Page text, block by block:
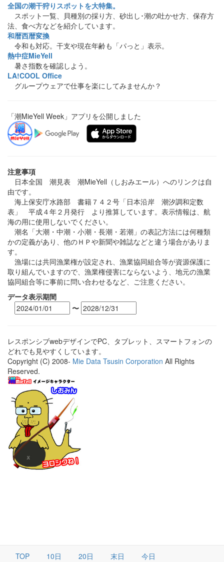
全国の潮干狩りスポットを大特集。
スポット一覧、貝種別の採り方、砂出し･潮の吐かせ方、保存方
法、食べ方などを紹介しています。
和暦西暦変換
令和も対応。干支や現在年齢も「パっと」表示。
熱中症MieYell
暑さ指数を確認しよう。
LA!COOL Office
グループウェアで仕事を楽にしてみませんか？
「潮MieYell Week」アプリを公開しました
注意事項
日本全国 潮見表 潮MieYell（しおみエール）へのリンクは自
由です。
海上保安庁水路部 書籍７４２号「日本沿岸 潮汐調和定数
表」 平成４年２月発行 より推算しています。表示情報は、航
海の用に使用しないでください。
潮名「大潮・中潮・小潮・長潮・若潮」の表記方法には何種類
かの定義があり、他のＨＰや新聞や雑誌などと違う場合がありま
す。
漁場には共同漁業権が設定され、漁業協同組合等が資源保護に
取り組んでいますので、漁業権侵害にならないよう、地元の漁業
協同組合等に事前に問い合わせるなど、ご注意ください。
データ表示期間
〜
レスポンシブwebデザインでPC、タブレット、スマートフォンの
どれでも見やすくしています。
Copyright (C) 2008- Mie Data Tsusin Corporation All Rights
Reserved.
TOP 10日 20日 末日 今日